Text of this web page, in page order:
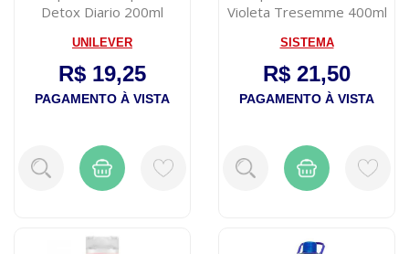
Detox Diario 200ml
UNILEVER
R$ 19,25
PAGAMENTO À VISTA
Violeta Tresemme 400ml
SISTEMA
R$ 21,50
PAGAMENTO À VISTA